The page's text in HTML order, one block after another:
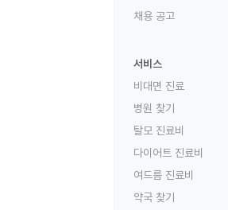
채용 공고
서비스
비대면 진료
병원 찾기
탈모 진료비
다이어트 진료비
여드름 진료비
약국 찾기